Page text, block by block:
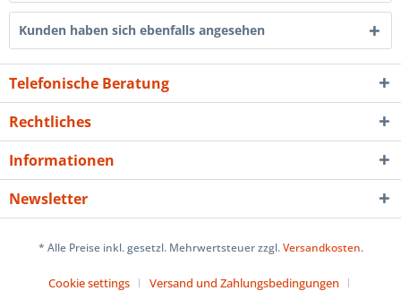
Kunden haben sich ebenfalls angesehen
Telefonische Beratung
Rechtliches
Informationen
Newsletter
* Alle Preise inkl. gesetzl. Mehrwertsteuer zzgl.Versandkosten.
Cookie settings
Versand und Zahlungsbedingungen